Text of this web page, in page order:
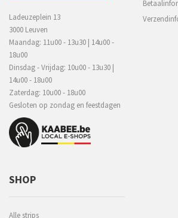
Ladeuzeplein 13
3000 Leuven
Maandag: 11u00 - 13u30 | 14u00 -
18u00
Dinsdag - Vrijdag: 10u00 - 13u30 |
14u00 - 18u00
Zaterdag: 10u00 - 18u00
Gesloten op zondag en feestdagen
SHOP
Alle strips